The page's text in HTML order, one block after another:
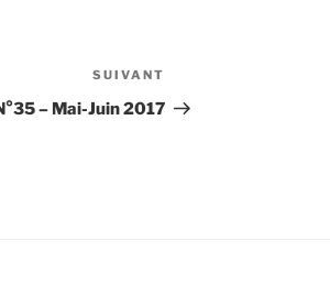
suivant
SUIVANT
– Mai-Juin 2017